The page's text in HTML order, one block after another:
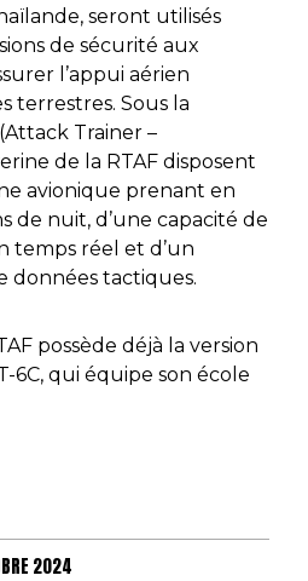
seront utilisés
de sécurité aux
l’appui aérien
terrestres. Sous la
Trainer –
de la RTAF disposent
avionique prenant en
de nuit, d’une capacité de
temps réel et d’un
données tactiques.
possède déjà la version
6C, qui équipe son école
2024